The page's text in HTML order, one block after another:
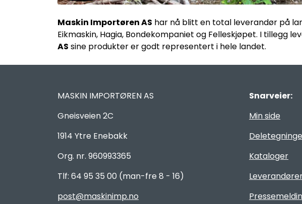
Maskin Importøren AS har nå blitt en total leverandør på
Eikmaskin, Hagia, Bondekompaniet og Felleskjøpet. I tillegg
AS sine produkter er godt representert i hele landet.
MASKIN IMPORTØREN AS
Gneisveien 2C
1914 Ytre Enebakk
Org. nr. 960993365
Tlf: 64 95 35 00 (man-fre 8 - 16)
post@maskinimp.no
Snarveier:
Min side
Kataloger